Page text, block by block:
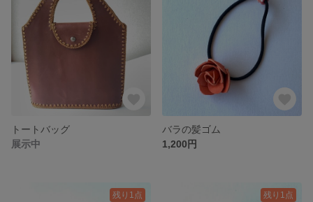
トートバッグ
展示中
バラの髪ゴム
1,200円
残り1点 残り1点